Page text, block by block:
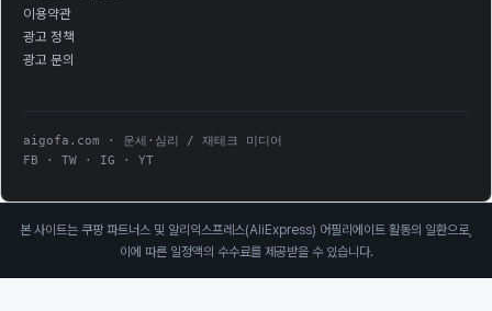
이용약관
광고 정책
광고 문의
aigofa.com · 운세·심리 / 재테크 미디어
FB · TW · IG · YT
본 사이트는 쿠팡 파트너스 및 알리익스프레스(AliExpress) 어필리에이트 활동의 일환으로,
이에 따른 일정액의 수수료를 제공받을 수 있습니다.